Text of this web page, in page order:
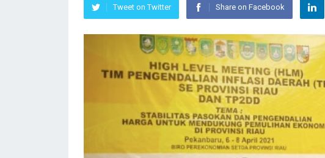
Tweet on Twitter Share on Facebook